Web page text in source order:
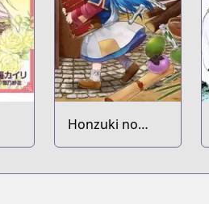
biggangan/introduction/
Honzuki no
Gekokujou: